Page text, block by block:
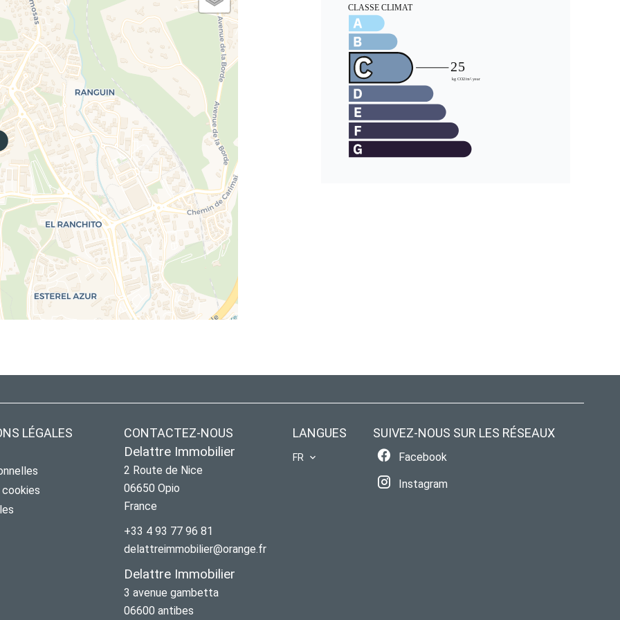
LÉGALES CONTACTEZ-NOUS
Delattre Immobilier
2 Route de Nice
06650 Opio
France
+33 4 93 77 96 81
delattreimmobilier@orange.fr
Delattre Immobilier
3 avenue gambetta
06600 antibes
LANGUES
FR
SUIVEZ-NOUS SUR LES RÉSEAUX
Facebook
Instagram